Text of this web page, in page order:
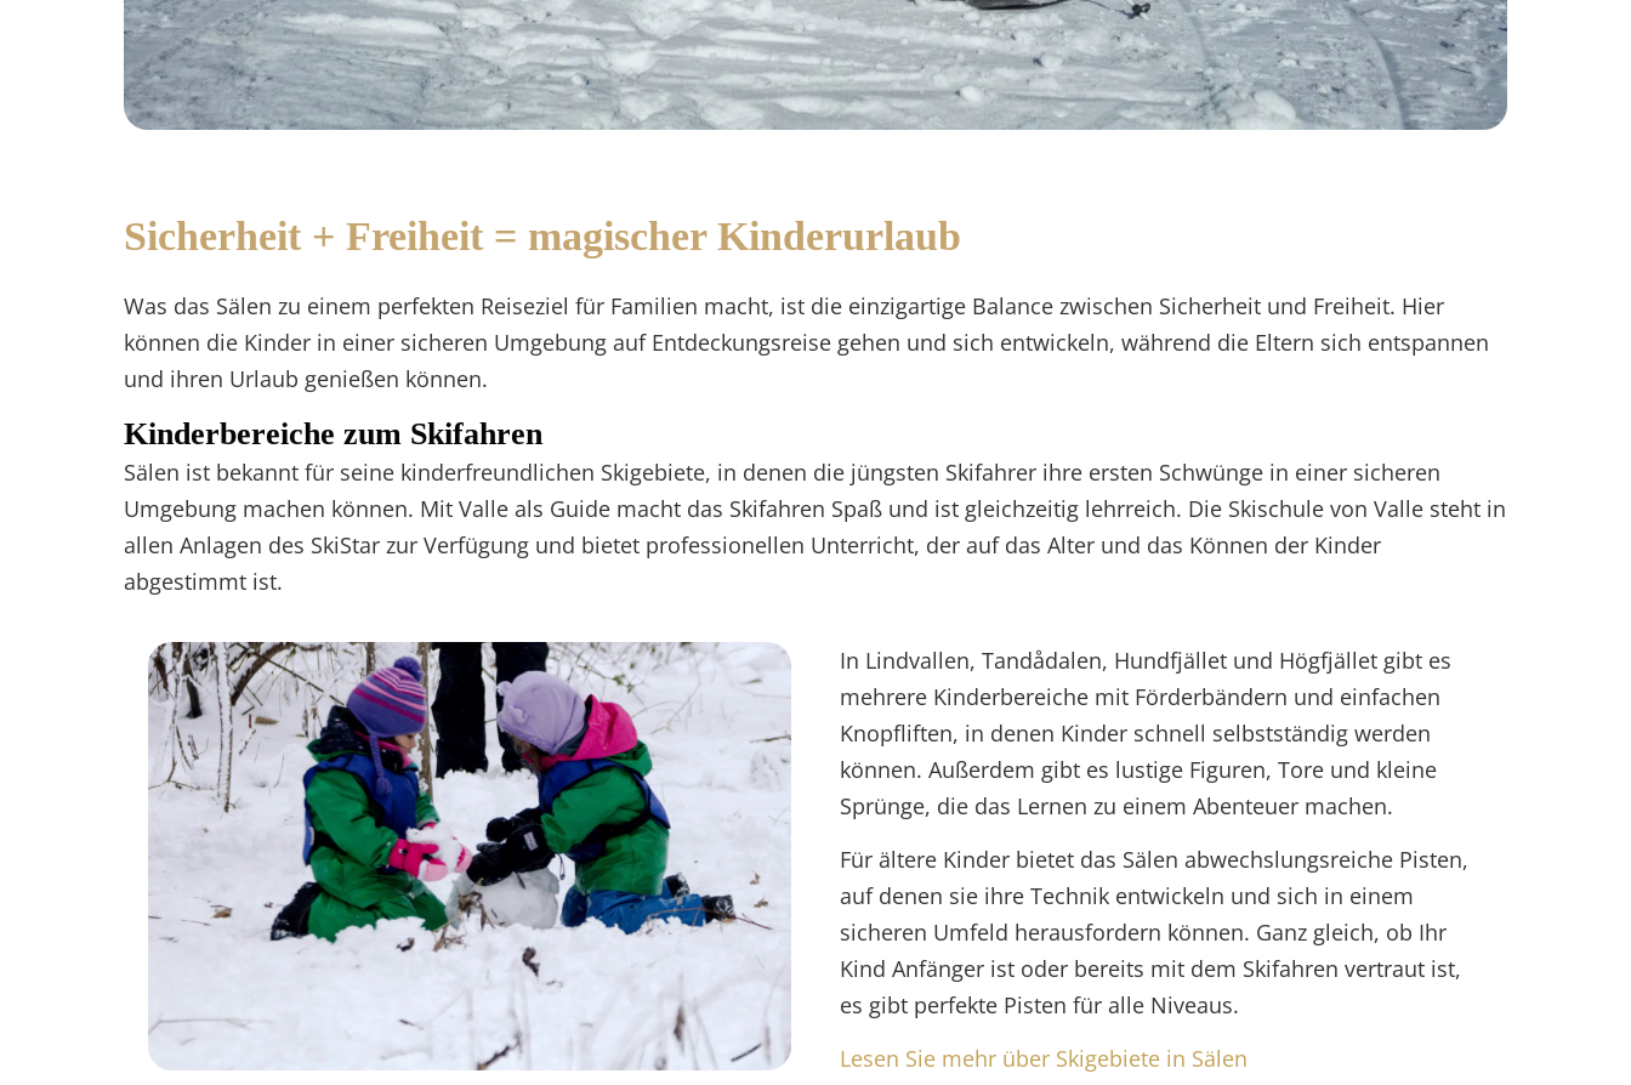
Sicherheit + Freiheit = magischer Kinderurlaub
Was das Sälen zu einem perfekten Reiseziel für Familien macht, ist die einzigartige Balance zwischen Sicherheit und Freiheit. Hier
können die Kinder in einer sicheren Umgebung auf Entdeckungsreise gehen und sich entwickeln, während die Eltern sich entspannen
und ihren Urlaub genießen können.
Kinderbereiche zum Skifahren
Sälen ist bekannt für seine kinderfreundlichen Skigebiete, in denen die jüngsten Skifahrer ihre ersten Schwünge in einer sicheren
Umgebung machen können. Mit Valle als Guide macht das Skifahren Spaß und ist gleichzeitig lehrreich. Die Skischule von Valle steht in
allen Anlagen des SkiStar zur Verfügung und bietet professionellen Unterricht, der auf das Alter und das Können der Kinder
abgestimmt ist.
In Lindvallen, Tandådalen, Hundfjället und Högfjället gibt es
mehrere Kinderbereiche mit Förderbändern und einfachen
Knopfliften, in denen Kinder schnell selbstständig werden
können. Außerdem gibt es lustige Figuren, Tore und kleine
Sprünge, die das Lernen zu einem Abenteuer machen.
Für ältere Kinder bietet das Sälen abwechslungsreiche Pisten,
auf denen sie ihre Technik entwickeln und sich in einem
sicheren Umfeld herausfordern können. Ganz gleich, ob Ihr
Kind Anfänger ist oder bereits mit dem Skifahren vertraut ist,
es gibt perfekte Pisten für alle Niveaus.
Lesen Sie mehr über Skigebiete in Sälen